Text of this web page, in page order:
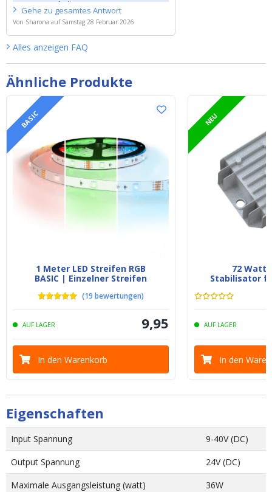
Ähnliche Produkte
BASIC
1 Meter LED Streifen RGB
BASIC | Einzelner Streifen
(19 bewertungen)
AUF LAGER 9,95
In den Warenkorb
NEU
72 Watt
Stabilisator
AUF LAGER
In den
Ausgangsdrähte.
Gehe zu gesamtes Antwort
Von Sharona auf Samstag 28 Februar 2026
Alles anzeigen FAQ
Eigenschaften
Input Spannung
9-40V (DC)
Output Spannung
24V (DC)
Maximale Ausgangsleistung (watt)
36W